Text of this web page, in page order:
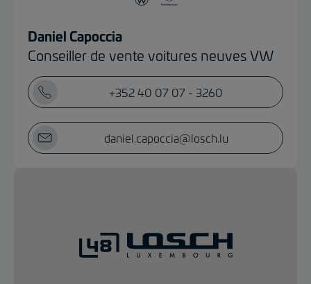
Daniel Capoccia
Conseiller de vente voitures neuves VW
+352 40 07 07 - 3260
daniel.capoccia@losch.lu